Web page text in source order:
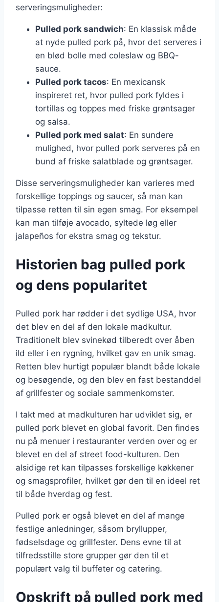
serveringsmuligheder:
Pulled pork sandwich: En klassisk måde
at nyde pulled pork på, hvor det serveres i
en blød bolle med coleslaw og BBQ-
sauce.
Pulled pork tacos: En mexicansk
inspireret ret, hvor pulled pork fyldes i
tortillas og toppes med friske grøntsager
og salsa.
Pulled pork med salat: En sundere
mulighed, hvor pulled pork serveres på en
bund af friske salatblade og grøntsager.
Disse serveringsmuligheder kan varieres med
forskellige toppings og saucer, så man kan
tilpasse retten til sin egen smag. For eksempel
kan man tilføje avocado, syltede løg eller
jalapeños for ekstra smag og tekstur.
Historien bag pulled pork
og dens popularitet
Pulled pork har rødder i det sydlige USA, hvor
det blev en del af den lokale madkultur.
Traditionelt blev svinekød tilberedt over åben
ild eller i en rygning, hvilket gav en unik smag.
Retten blev hurtigt populær blandt både lokale
og besøgende, og den blev en fast bestanddel
af grillfester og sociale sammenkomster.
I takt med at madkulturen har udviklet sig, er
pulled pork blevet en global favorit. Den findes
nu på menuer i restauranter verden over og er
blevet en del af street food-kulturen. Den
alsidige ret kan tilpasses forskellige køkkener
og smagsprofiler, hvilket gør den til en ideel ret
til både hverdag og fest.
Pulled pork er også blevet en del af mange
festlige anledninger, såsom bryllupper,
fødselsdage og grillfester. Dens evne til at
tilfredsstille store grupper gør den til et
populært valg til buffeter og catering.
Opskrift på pulled pork med